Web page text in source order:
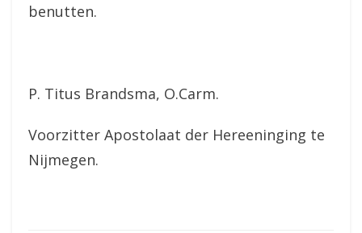
benutten.
P. Titus Brandsma, O.Carm.
Voorzitter Apostolaat der Hereeninging te
Nijmegen.